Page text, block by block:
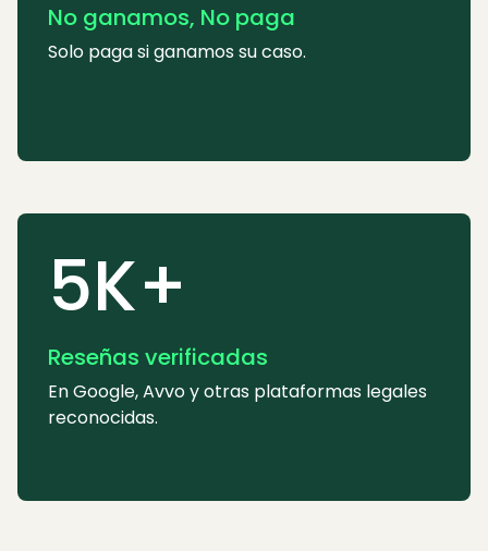
No ganamos, No paga
Solo paga si ganamos su caso.
5K+
Reseñas verificadas
En Google, Avvo y otras plataformas legales
reconocidas.